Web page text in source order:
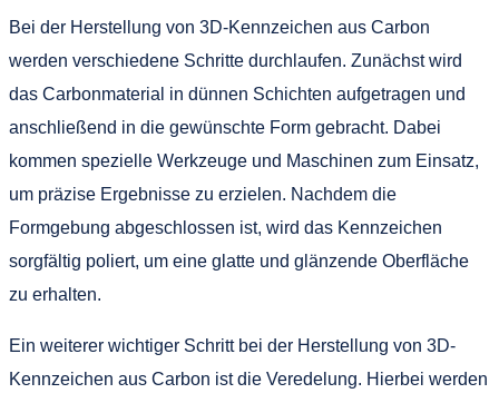
Bei der Herstellung von 3D-Kennzeichen aus Carbon
werden verschiedene Schritte durchlaufen. Zunächst wird
das Carbonmaterial in dünnen Schichten aufgetragen und
anschließend in die gewünschte Form gebracht. Dabei
kommen spezielle Werkzeuge und Maschinen zum Einsatz,
um präzise Ergebnisse zu erzielen. Nachdem die
Formgebung abgeschlossen ist, wird das Kennzeichen
sorgfältig poliert, um eine glatte und glänzende Oberfläche
zu erhalten.
Ein weiterer wichtiger Schritt bei der Herstellung von 3D-
Kennzeichen aus Carbon ist die Veredelung. Hierbei werden